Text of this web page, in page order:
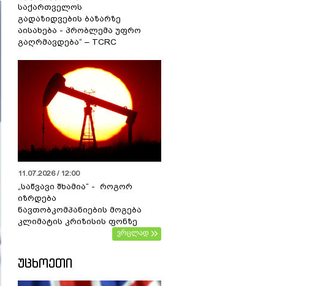
საქართველოს
გადაზიდვების ბაზარზე
აისახება - პრობლემა უფრო
გაღრმავდება“ – TCRC
11.07.2026 / 12:00
„საწვავი შხამია“ - როგორ
იზრდება
ნავთობკომპანიების მოგება
კლიმატის კრიზისის ფონზე
ვრცლად
ᲣᲪᲮᲝᲔᲗᲘ